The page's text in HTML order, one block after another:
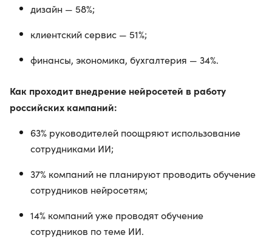
дизайн — 58%;
клиентский сервис — 51%;
финансы, экономика, бухгалтерия — 34%.
Как проходит внедрение нейросетей в работу
российских кампаний:
63% руководителей поощряют использование
сотрудниками ИИ;
37% компаний не планируют проводить обучение
сотрудников нейросетям;
14% компаний уже проводят обучение
сотрудников по теме ИИ.